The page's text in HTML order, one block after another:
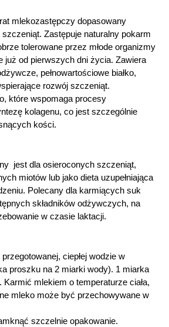
mlekozastępczy dopasowany
Zastępuje naturalny pokarm
tolerowane przez młode organizmy
już od pierwszych dni życia. Zawiera
pełnowartościowe białko,
rozwój szczeniąt.
które wspomaga procesy
kolagenu, co jest szczególnie
kości.
jest dla osieroconych szczeniąt,
miotów lub jako dieta uzupełniająca
Polecany dla karmiących suk
składników odżywczych, na
w czasie laktacji.
ciepłej wodzie w
proszku na 2 miarki wody). 1 miarka
Karmić mlekiem o temperaturze ciała,
mleko może być przechowywane w
szczelnie opakowanie.